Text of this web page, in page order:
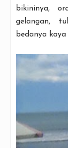
bikininya,
gelangan,
bedanya kaya